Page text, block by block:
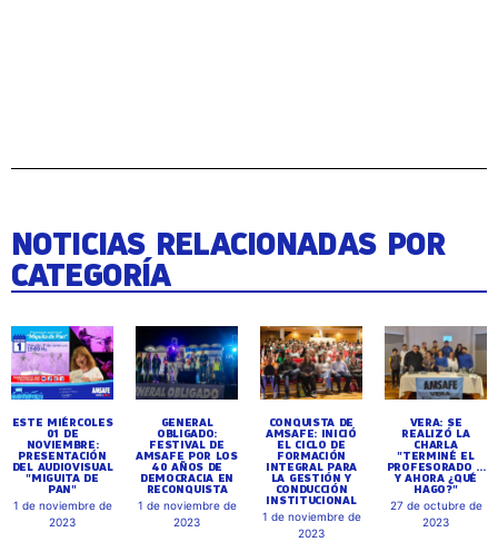
NOTICIAS RELACIONADAS POR
CATEGORÍA
ESTE MIÉRCOLES
01 DE
NOVIEMBRE:
PRESENTACIÓN
DEL AUDIOVISUAL
"MIGUITA DE
PAN"
1 de noviembre de
2023
GENERAL
OBLIGADO:
FESTIVAL DE
AMSAFE POR LOS
40 AÑOS DE
DEMOCRACIA EN
RECONQUISTA
1 de noviembre de
2023
CONQUISTA DE
AMSAFE: INICIÓ
EL CICLO DE
FORMACIÓN
INTEGRAL PARA
LA GESTIÓN Y
CONDUCCIÓN
INSTITUCIONAL
1 de noviembre de
2023
VERA: SE
REALIZÓ LA
CHARLA
"TERMINÉ EL
PROFESORADO ...
Y AHORA ¿QUÉ
HAGO?"
27 de octubre de
2023